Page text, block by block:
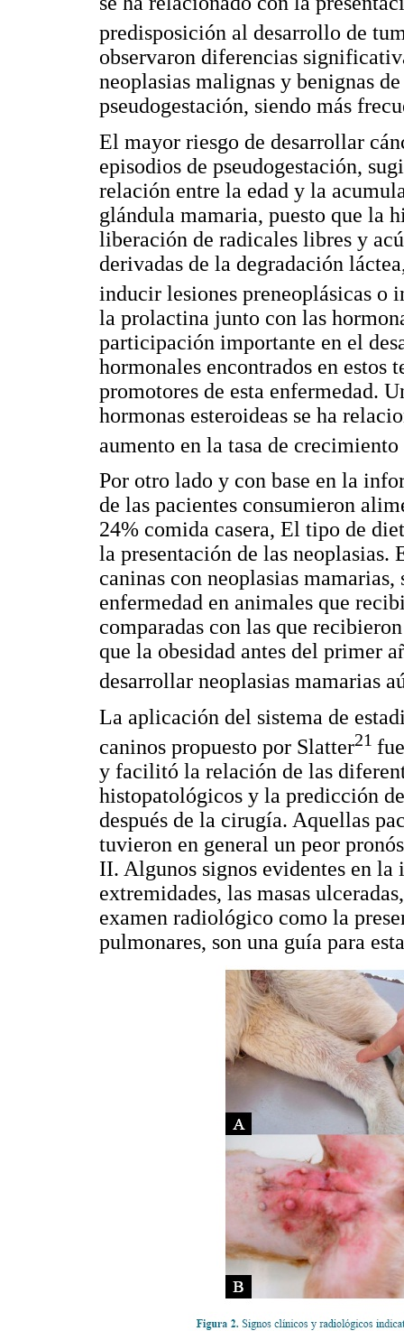
predisposición al desarrollo de
observaron diferencias
neoplasias malignas y benignas
pseudogestación, siendo más
El mayor riesgo de desarrollar
episodios de pseudogestación,
relación entre la edad y la
glándula mamaria, puesto que la
liberación de radicales libres y
derivadas de la degradación
inducir lesiones preneoplásicas o
la prolactina junto con las
participación importante en el
hormonales encontrados en
promotores de esta enfermedad.
hormonas esteroideas se ha
aumento en la tasa de
Por otro lado y con base en la
de las pacientes consumieron
24% comida casera, El tipo de
la presentación de las neoplasias.
caninas con neoplasias
enfermedad en animales que
comparadas con las que
que la obesidad antes del primer
desarrollar neoplasias mamarias
La aplicación del sistema de
caninos propuesto por Slatter21
y facilitó la relación de las
histopatológicos y la predicción
después de la cirugía. Aquellas
tuvieron en general un peor
II. Algunos signos evidentes en
extremidades, las masas
examen radiológico como la
pulmonares, son una guía para